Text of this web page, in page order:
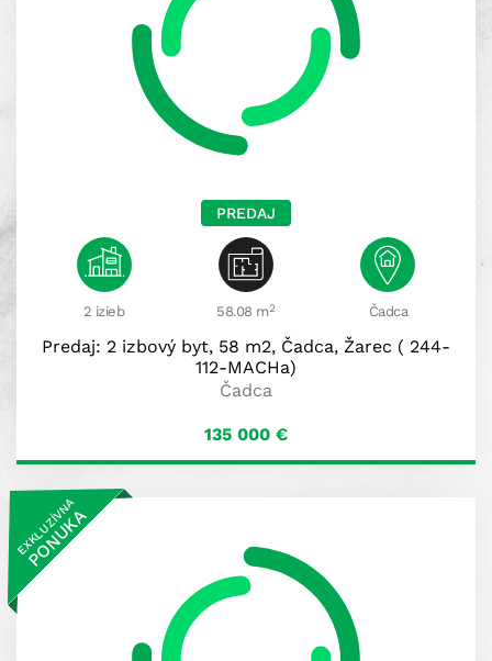
PREDAJ
2 izieb 58.08 m2 Čadca
Predaj: 2 izbový byt, 58 m2, Čadca, Žarec ( 244-
112-MACHa)
Čadca
135 000 €
EXKLUZÍVNA
PONUKA